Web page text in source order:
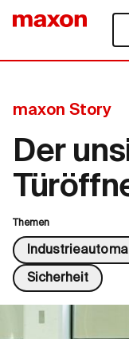
maxon Story
Der
Themen
Sicherheit